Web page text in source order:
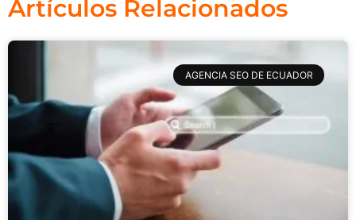
Artículos Relacionados
AGENCIA SEO DE ECUADOR